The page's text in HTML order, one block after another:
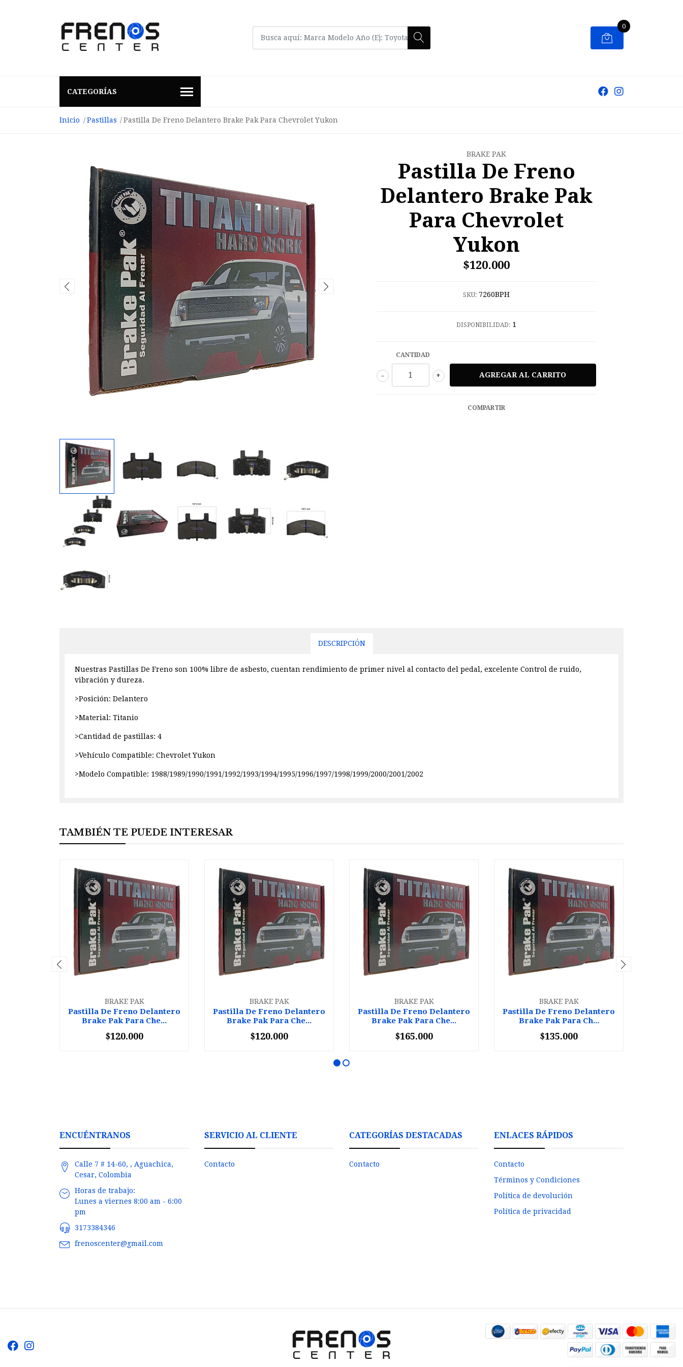
0
CATEGORÍAS
Inicio Pastillas Pastilla De Freno Delantero Brake Pak Para Chevrolet Yukon
BRAKE PAK
Pastilla De Freno
Delantero Brake Pak
Para Chevrolet
Yukon
$120.000
SKU: 7260BPH
DISPONIBILIDAD: 1
CANTIDAD
+
-
COMPARTIR
DESCRIPCIÓN
Nuestras Pastillas De Freno son 100% libre de asbesto, cuentan rendimiento de primer nivel al contacto del pedal, excelente Control de ruido,
vibración y dureza.
>Posición: Delantero
>Material: Titanio
>Cantidad de pastillas: 4
>Vehículo Compatible: Chevrolet Yukon
>Modelo Compatible: 1988/1989/1990/1991/1992/1993/1994/1995/1996/1997/1998/1999/2000/2001/2002
TAMBIÉN TE PUEDE INTERESAR
BRAKE PAK
Pastilla De Freno Delantero
Brake Pak Para Che...
+
$120.000
BRAKE PAK
Pastilla De Freno Delantero
Brake Pak Para Che...
+
$120.000
BRAKE PAK
Pastilla De Freno Delantero
Brake Pak Para Che...
+
$165.000
BRAKE PAK
Pastilla De Freno Delantero
Brake Pak Para Ch...
+
$135.000
ENCUÉNTRANOS
Calle 7 # 14-60, , Aguachica,
Cesar, Colombia
Horas de trabajo:
Lunes a viernes 8:00 am - 6:00
pm
3173384346
frenoscenter@gmail.com
SERVICIO AL CLIENTE
Contacto
CATEGORÍAS DESTACADAS
Contacto
ENLACES RÁPIDOS
Contacto
Términos y Condiciones
Política de devolución
Política de privacidad